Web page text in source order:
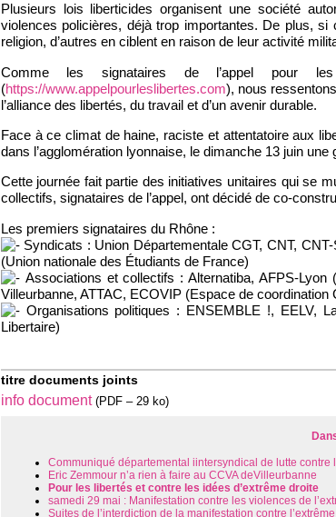
Plusieurs lois liberticides organisent une société
violences policières, déjà trop importantes. De plus,
religion, d’autres en ciblent en raison de leur activité
Comme les signataires de l’appel pour
(https://www.appelpourleslibertes.com), nous
l’alliance des libertés, du travail et d’un avenir durable.
Face à ce climat de haine, raciste et attentatoire aux
dans l’agglomération lyonnaise, le dimanche 13 juin
Cette journée fait partie des initiatives unitaires qui se
collectifs, signataires de l’appel, ont décidé de co-
Les premiers signataires du Rhône :
Syndicats : Union Départementale CGT, CNT,
(Union nationale des Étudiants de France)
Associations et collectifs : Alternatiba, AFPS-Lyon
Villeurbanne, ATTAC, ECOVIP (Espace de
Organisations politiques : ENSEMBLE !, EELV,
Libertaire)
titre documents joints
info document (PDF – 29 ko)
Communiqué départemental iintersyndical de lutte contre
Eric Zemmour n’a rien à faire au CCVA deVilleurbanne
Pour les libertés et contre les idées d’extrême droite
samedi 29 mai : Manifestation contre les violences de
Suites de l’interdiction de la manifestation contre